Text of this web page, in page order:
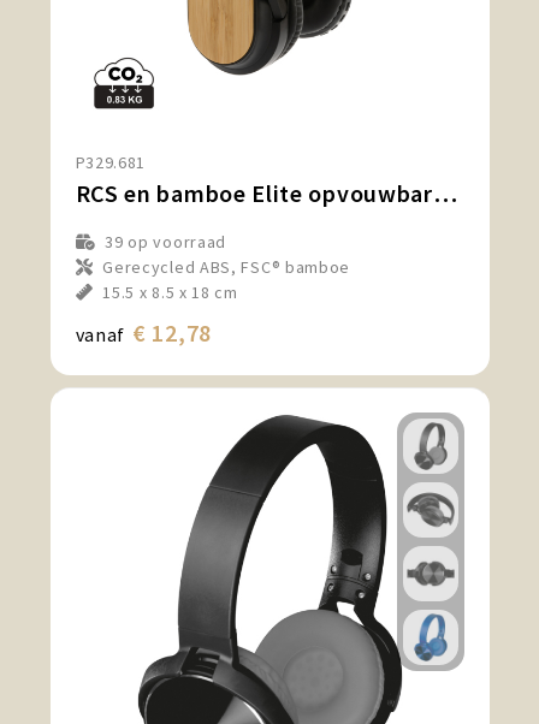
P329.681
RCS en bamboe Elite opvouwbare draadloze hoofdtelefoon
39 op voorraad
Gerecycled ABS, FSC® bamboe
15.5 x 8.5 x 18 cm
vanaf € 12,78